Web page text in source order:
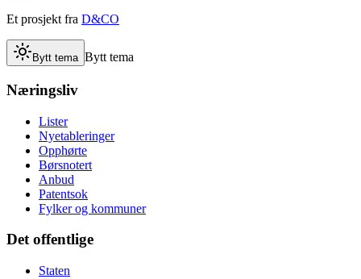
Et prosjekt fra D&CO
Bytt tema Bytt tema
Næringsliv
Lister
Nyetableringer
Opphørte
Børsnotert
Anbud
Patentsok
Fylker og kommuner
Det offentlige
Staten